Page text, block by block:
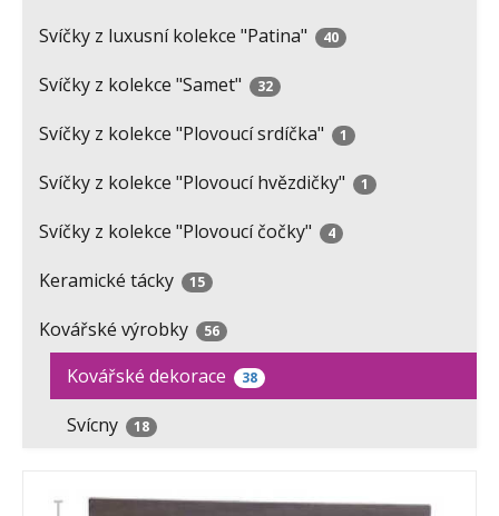
Svíčky z luxusní kolekce "Patina" 40
Svíčky z kolekce "Samet" 32
Svíčky z kolekce "Plovoucí srdíčka" 1
Svíčky z kolekce "Plovoucí hvězdičky" 1
Svíčky z kolekce "Plovoucí čočky" 4
Keramické tácky 15
Kovářské výrobky 56
Kovářské dekorace 38
Svícny 18